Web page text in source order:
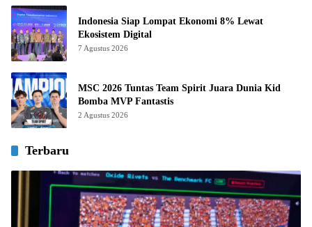
Indonesia Siap Lompat Ekonomi 8% Lewat
Ekosistem Digital
7 Agustus 2026
MSC 2026 Tuntas Team Spirit Juara Dunia Kid
Bomba MVP Fantastis
2 Agustus 2026
Terbaru